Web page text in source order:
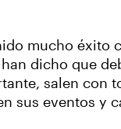
mucho éxito
dicho que
salen con
sus eventos y